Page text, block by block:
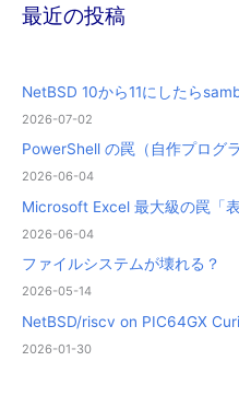
最近の投稿
NetBSD 10から11にしたら
2026-07-02
PowerShell の罠（自作プログ
2026-06-04
Microsoft Excel 最大級の罠「表
2026-06-04
ファイルシステムが壊れる？
2026-05-14
NetBSD/riscv on PIC64GX
2026-01-30